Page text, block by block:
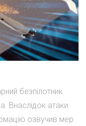
безпілотник
Внаслідок атаки
озвучив мер